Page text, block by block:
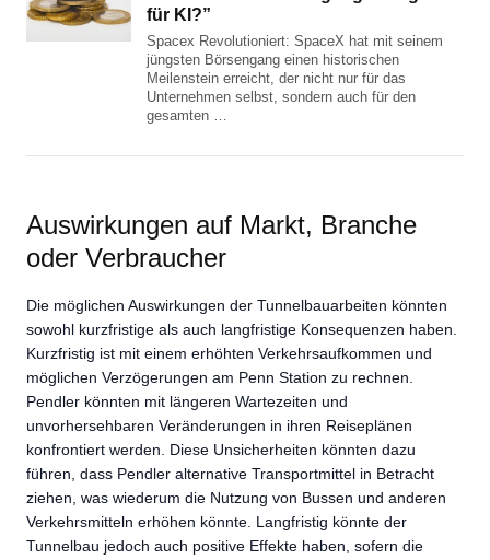
für KI?”
Spacex Revolutioniert: SpaceX hat mit seinem
jüngsten Börsengang einen historischen
Meilenstein erreicht, der nicht nur für das
Unternehmen selbst, sondern auch für den
gesamten …
Auswirkungen auf Markt, Branche
oder Verbraucher
Die möglichen Auswirkungen der Tunnelbauarbeiten könnten
sowohl kurzfristige als auch langfristige Konsequenzen haben.
Kurzfristig ist mit einem erhöhten Verkehrsaufkommen und
möglichen Verzögerungen am Penn Station zu rechnen.
Pendler könnten mit längeren Wartezeiten und
unvorhersehbaren Veränderungen in ihren Reiseplänen
konfrontiert werden. Diese Unsicherheiten könnten dazu
führen, dass Pendler alternative Transportmittel in Betracht
ziehen, was wiederum die Nutzung von Bussen und anderen
Verkehrsmitteln erhöhen könnte. Langfristig könnte der
Tunnelbau jedoch auch positive Effekte haben, sofern die